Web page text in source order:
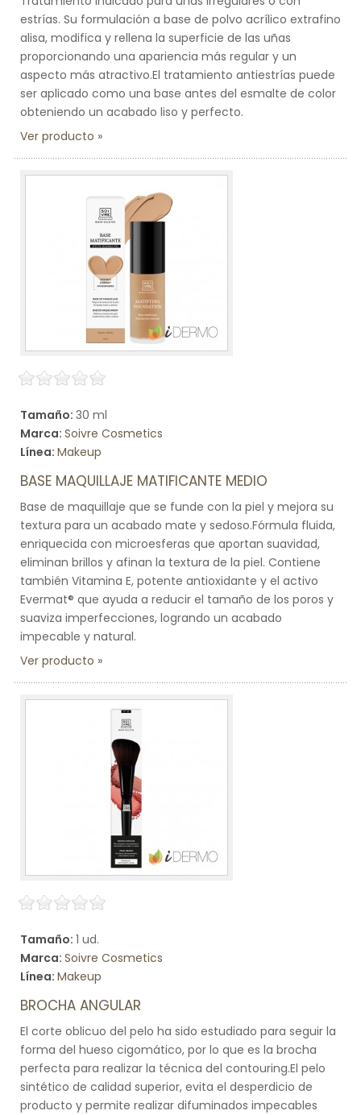
estrías. Su formulación a base de polvo acrílico extrafino
alisa, modifica y rellena la superficie de las uñas
proporcionando una apariencia más regular y un
aspecto más atractivo.El tratamiento antiestrías puede
ser aplicado como una base antes del esmalte de color
obteniendo un acabado liso y perfecto.
Ver producto
Tamaño: 30 ml
Marca: Soivre Cosmetics
Línea: Makeup
BASE MAQUILLAJE MATIFICANTE MEDIO
Base de maquillaje que se funde con la piel y mejora su
textura para un acabado mate y sedoso.Fórmula fluida,
enriquecida con microesferas que aportan suavidad,
eliminan brillos y afinan la textura de la piel. Contiene
también Vitamina E, potente antioxidante y el activo
Evermat® que ayuda a reducir el tamaño de los poros y
suaviza imperfecciones, logrando un acabado
impecable y natural.
Ver producto
Tamaño: 1 ud.
Marca: Soivre Cosmetics
Línea: Makeup
BROCHA ANGULAR
El corte oblicuo del pelo ha sido estudiado para seguir la
forma del hueso cigomático, por lo que es la brocha
perfecta para realizar la técnica del contouring.El pelo
sintético de calidad superior, evita el desperdicio de
producto y permite realizar difuminados impecables